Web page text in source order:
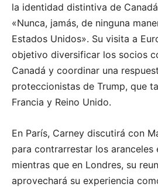
la identidad distintiva de
«Nunca, jamás, de ninguna
Estados Unidos». Su visita a
objetivo diversificar los socios
Canadá y coordinar una
proteccionistas de Trump, que
Francia y Reino Unido.
En París, Carney discutirá con
para contrarrestar los aranceles
mientras que en Londres, su
aprovechará su experiencia